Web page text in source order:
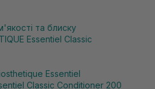
Essentiel
Classic Conditioner 200